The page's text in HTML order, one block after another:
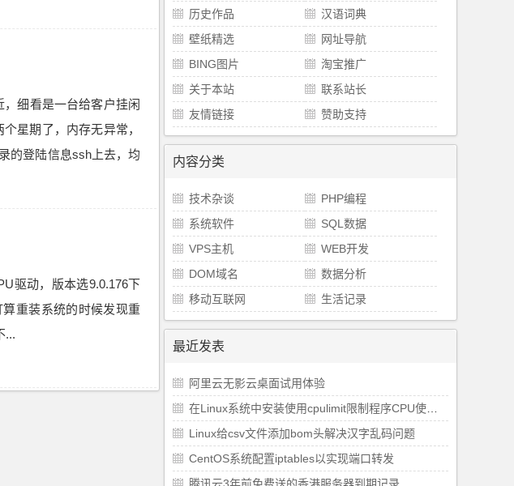
细看是一台给客户挂闲
星期了，内存无异常，
的登陆信息ssh上去，均
驱动，版本选9.0.176下
重装系统的时候发现重
...
历史作品
汉语词典
壁纸精选
网址导航
BING图片
淘宝推广
关于本站
联系站长
友情链接
赞助支持
内容分类
技术杂谈
PHP编程
系统软件
SQL数据
VPS主机
WEB开发
DOM域名
数据分析
移动互联网
生活记录
最近发表
阿里云无影云桌面试用体验
Linux给csv文件添加bom头解决汉字乱码问题
CentOS系统配置iptables以实现端口转发